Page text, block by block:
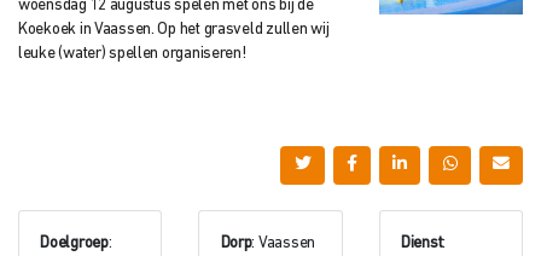
woensdag 12 augustus spelen met ons bij de
Koekoek in Vaassen. Op het grasveld zullen wij
leuke (water) spellen organiseren!
Doelgroep:
Dorp: Vaassen Dienst: